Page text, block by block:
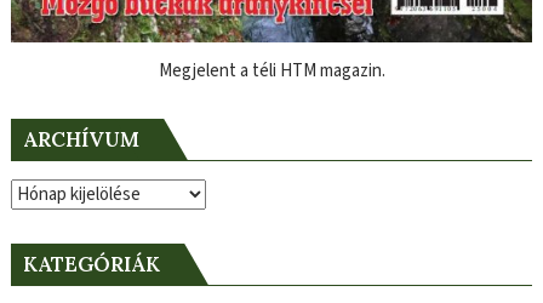
Megjelent a téli HTM magazin.
ARCHÍVUM
Archívum
KATEGÓRIÁK